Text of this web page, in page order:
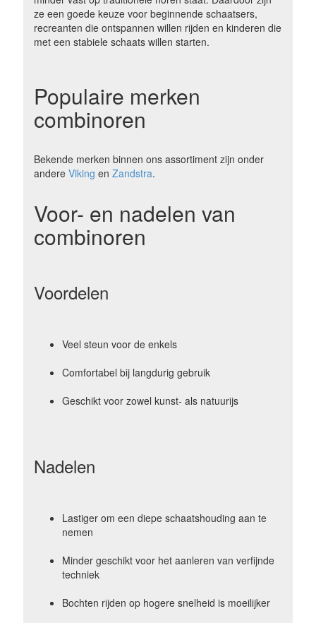
ze een goede keuze voor beginnende schaatsers,
recreanten die ontspannen willen rijden en kinderen die
met een stabiele schaats willen starten.
Populaire merken
combinoren
Bekende merken binnen ons assortiment zijn onder
andere Viking en Zandstra.
Voor- en nadelen van
combinoren
Voordelen
Veel steun voor de enkels
Comfortabel bij langdurig gebruik
Geschikt voor zowel kunst- als natuurijs
Nadelen
Lastiger om een diepe schaatshouding aan te
nemen
Minder geschikt voor het aanleren van verfijnde
techniek
Bochten rijden op hogere snelheid is moeilijker